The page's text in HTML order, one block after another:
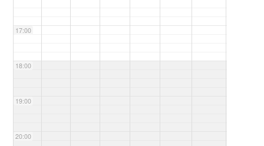
17:00
18:00
19:00
20:00